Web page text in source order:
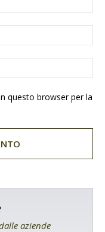
questo browser per la
aziende